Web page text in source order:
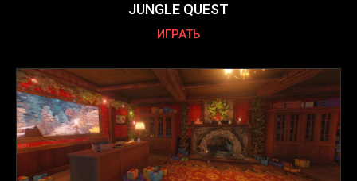
JUNGLE QUEST
ИГРАТЬ